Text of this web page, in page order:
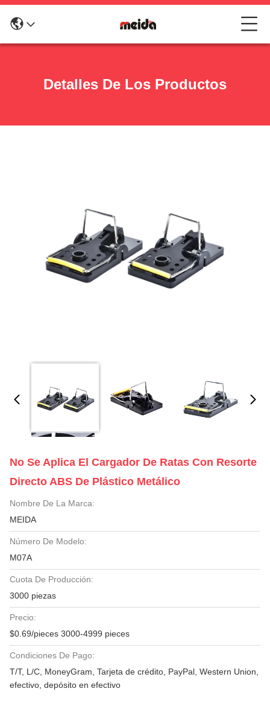
Detalles De Los Productos
No Se Aplica El Cargador De Ratas Con Resorte
Directo ABS De Plástico Metálico
Nombre De La Marca:
MEIDA
Número De Modelo:
M07A
Cuota De Producción:
3000 piezas
Precio:
$0.69/pieces 3000-4999 pieces
Condiciones De Pago:
T/T, L/C, MoneyGram, Tarjeta de crédito, PayPal, Western Union,
efectivo, depósito en efectivo